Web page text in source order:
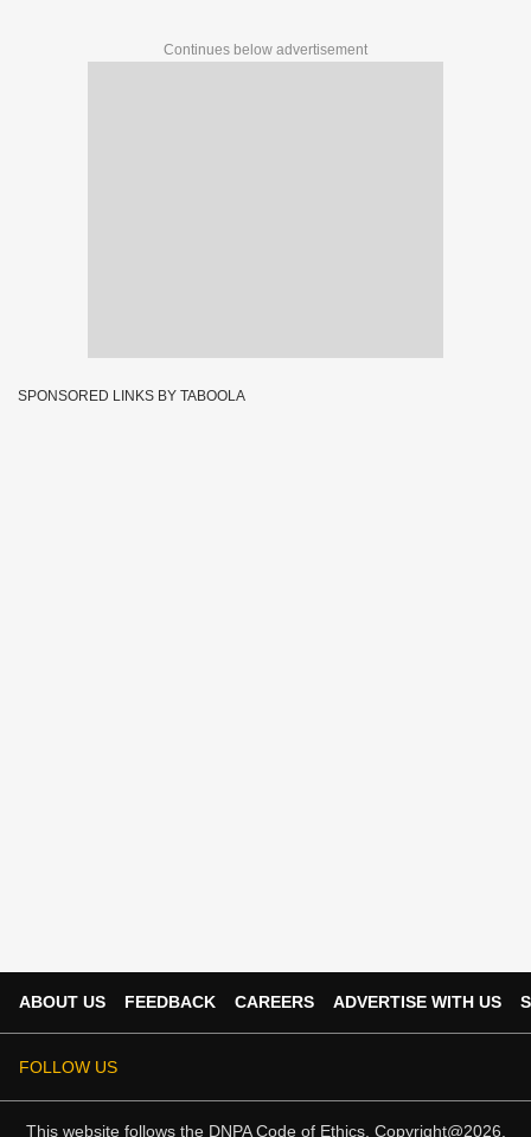
Continues below advertisement
SPONSORED LINKS BY TABOOLA
ABOUT US FEEDBACK CAREERS ADVERTISE WITH US
FOLLOW US
This website follows the DNPA Code of Ethics. Copyright@2026.